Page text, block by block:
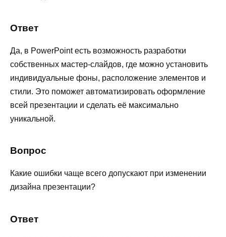
Ответ
Да, в PowerPoint есть возможность разработки
собственных мастер-слайдов, где можно установить
индивидуальные фоны, расположение элементов и
стили. Это поможет автоматизировать оформление
всей презентации и сделать её максимально
уникальной.
Вопрос
Какие ошибки чаще всего допускают при изменении
дизайна презентации?
Ответ